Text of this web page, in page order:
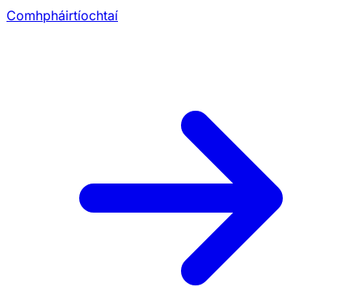
Comhpháirtíochtaí